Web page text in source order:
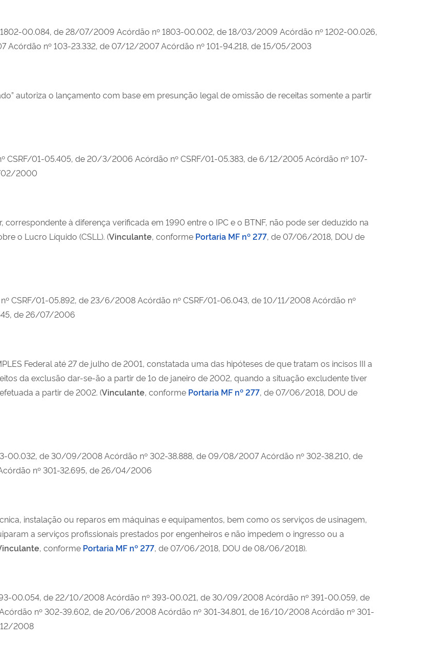
00.084, de 28/07/2009 Acórdão nº 1803-00.002, de 18/03/2009 Acórdão nº 1202-00.026,
nº 103-23.332, de 07/12/2007 Acórdão nº 101-94.218, de 15/05/2003
autoriza o lançamento com base em presunção legal de omissão de receitas somente a partir
CSRF/01-05.405, de 20/3/2006 Acórdão nº CSRF/01-05.383, de 6/12/2005 Acórdão nº 107-
02/2000
à diferença verificada em 1990 entre o IPC e o BTNF, não pode ser deduzido na
o Lucro Líquido (CSLL). (Vinculante, conforme Portaria MF nº 277, de 07/06/2018, DOU de
CSRF/01-05.892, de 23/6/2008 Acórdão nº CSRF/01-06.043, de 10/11/2008 Acórdão nº
de 26/07/2006
Federal até 27 de julho de 2001, constatada uma das hipóteses de que tratam os incisos III a
da exclusão dar-se-ão a partir de 1o de janeiro de 2002, quando a situação excludente tiver
a partir de 2002. (Vinculante, conforme Portaria MF nº 277, de 07/06/2018, DOU de
00.032, de 30/09/2008 Acórdão nº 302-38.888, de 09/08/2007 Acórdão nº 302-38.210, de
nº 301-32.695, de 26/04/2006
instalação ou reparos em máquinas e equipamentos, bem como os serviços de usinagem,
a serviços profissionais prestados por engenheiros e não impedem o ingresso ou a
, conforme Portaria MF nº 277, de 07/06/2018, DOU de 08/06/2018).
00.054, de 22/10/2008 Acórdão nº 393-00.021, de 30/09/2008 Acórdão nº 391-00.059, de
nº 302-39.602, de 20/06/2008 Acórdão nº 301-34.801, de 16/10/2008 Acórdão nº 301-
2008